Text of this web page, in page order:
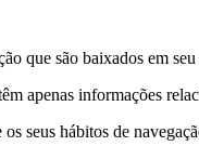
que são baixados em
apenas informações
seus hábitos de